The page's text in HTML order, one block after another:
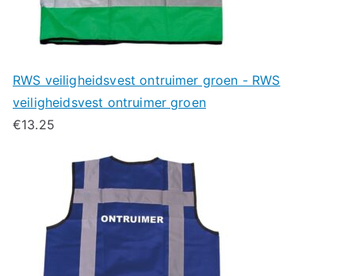
RWS veiligheidsvest ontruimer groen - RWS
veiligheidsvest ontruimer groen
€13.25